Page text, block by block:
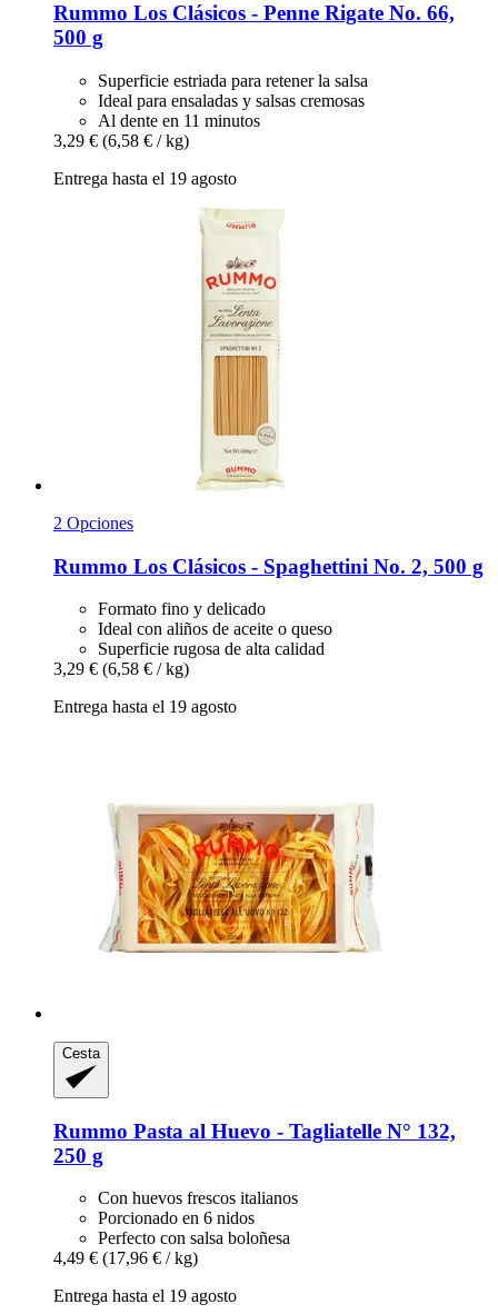
Rummo Los Clásicos -​ Penne Rigate No. 66,
500 g
Superficie estriada para retener la salsa
Ideal para ensaladas y salsas cremosas
Al dente en 11 minutos
3,29 € (6,58 € / kg)
Entrega hasta el 19 agosto
2 Opciones
Rummo Los Clásicos -​ Spaghettini No. 2, 500 g
Formato fino y delicado
Ideal con aliños de aceite o queso
Superficie rugosa de alta calidad
3,29 € (6,58 € / kg)
Entrega hasta el 19 agosto
Cesta
Rummo Pasta al Huevo -​ Tagliatelle N° 132,
250 g
Con huevos frescos italianos
Porcionado en 6 nidos
Perfecto con salsa boloñesa
4,49 € (17,96 € / kg)
Entrega hasta el 19 agosto